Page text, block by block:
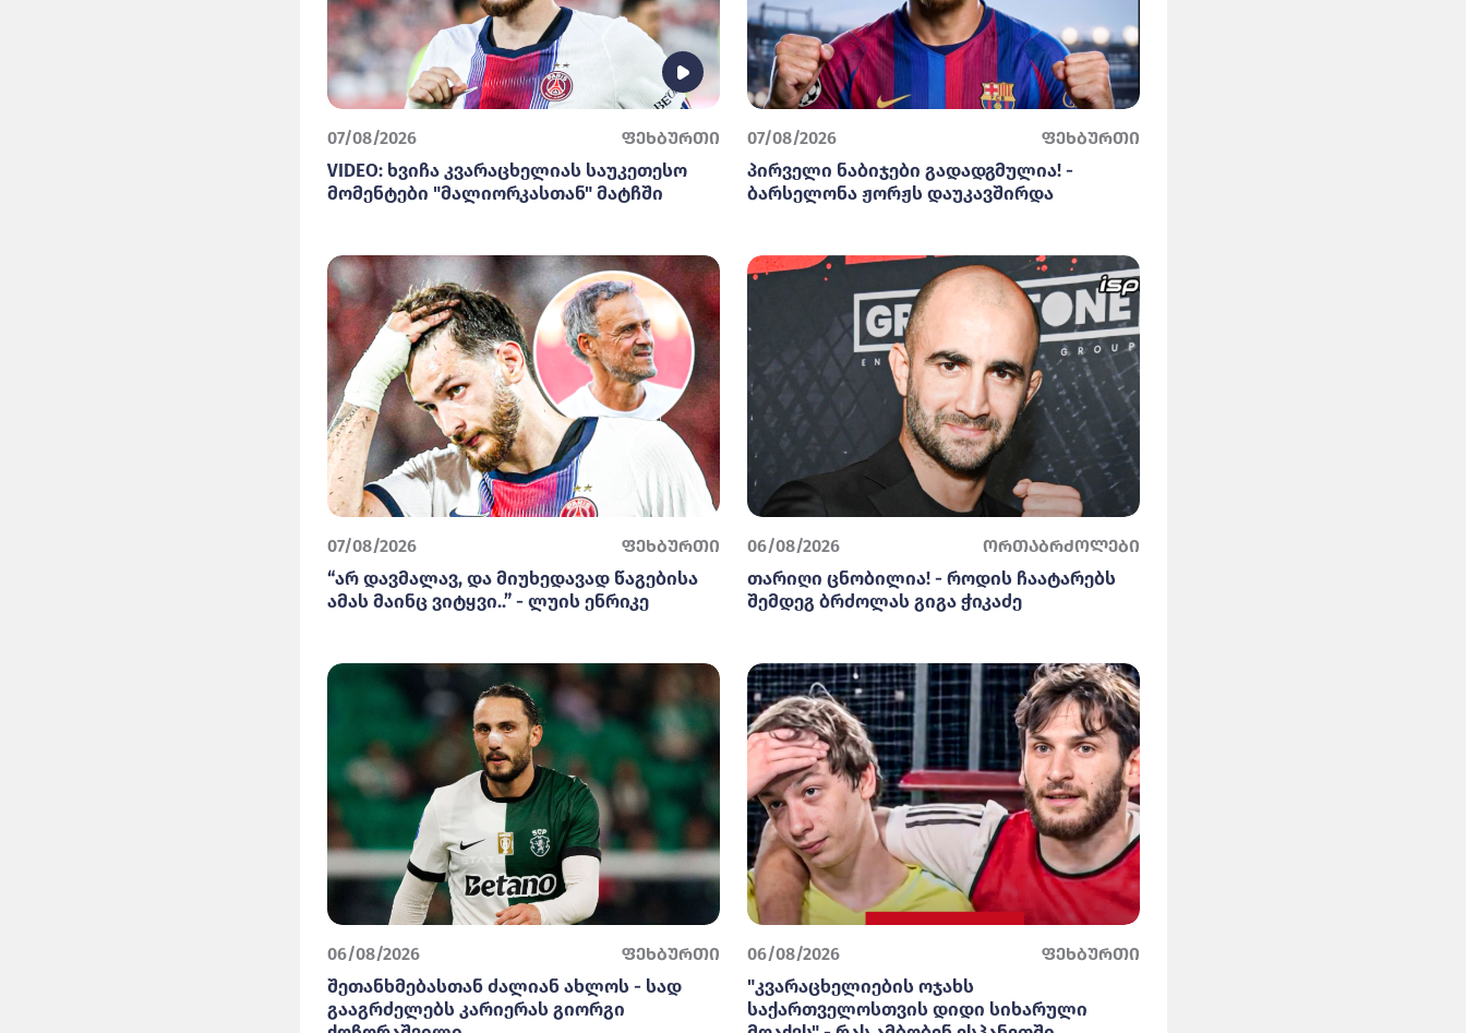
07/08/2026 ფეხბურთი
VIDEO: ხვიჩა კვარაცხელიას საუკეთესო
მომენტები "მალიორკასთან" მატჩში
07/08/2026 ფეხბურთი
პირველი ნაბიჯები გადადგმულია! -
ბარსელონა ჟორჟს დაუკავშირდა
07/08/2026 ფეხბურთი
“არ დავმალავ, და მიუხედავად წაგებისა
ამას მაინც ვიტყვი..” - ლუის ენრიკე
06/08/2026 ორთაბრძოლები
თარიღი ცნობილია! - როდის ჩაატარებს
შემდეგ ბრძოლას გიგა ჭიკაძე
06/08/2026 ფეხბურთი
შეთანხმებასთან ძალიან ახლოს - სად
გააგრძელებს კარიერას გიორგი
06/08/2026 ფეხბურთი
"კვარაცხელიების ოჯახს
საქართველოსთვის დიდი სიხარული